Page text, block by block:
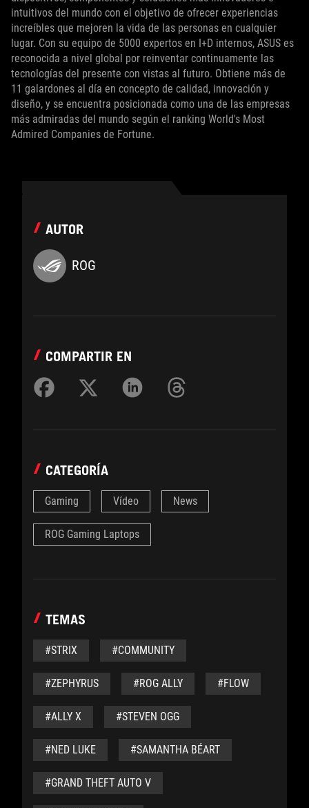
intuitivos del mundo con el objetivo de ofrecer experiencias
increíbles que mejoren la vida de las personas en cualquier
lugar. Con su equipo de 5000 expertos en I+D internos, ASUS es
reconocida a nivel global por reinventar continuamente las
tecnologías del presente con vistas al futuro. Obtiene más de
11 galardones al día en concepto de calidad, innovación y
diseño, y se encuentra posicionada como una de las empresas
más admiradas del mundo según el ranking World's Most
Admired Companies de Fortune.
AUTOR
ROG
COMPARTIR EN
CATEGORÍA
Gaming Vídeo News
ROG Gaming Laptops
TEMAS
#STRIX #COMMUNITY
#ZEPHYRUS #ROG ALLY #FLOW
#ALLY X #STEVEN OGG
#NED LUKE #SAMANTHA BÉART
#GRAND THEFT AUTO V